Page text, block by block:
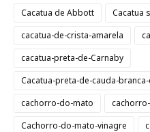
Cacatua de Abbott
Cacatua
cacatua-de-crista-amarela
cacatua-preta-de-Carnaby
Cacatua-preta-de-cauda-
cachorro-do-mato
Cachorro-do-mato-vinagre